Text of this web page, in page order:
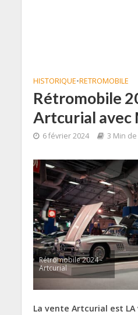
HISTORIQUE•RETROMOBILE
Rétromobile
Artcurial avec
6 février 2024 3 Min
Rétromobile 2024 -
Artcurial
La vente Artcurial est